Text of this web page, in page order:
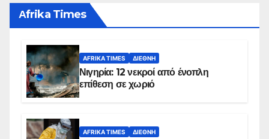
Αfrika Times
AFRIKA TIMES ΔΙΕΘΝΉ
Νιγηρία: 12 νεκροί από ένοπλη
επίθεση σε χωριό
AFRIKA TIMES ΔΙΕΘΝΉ